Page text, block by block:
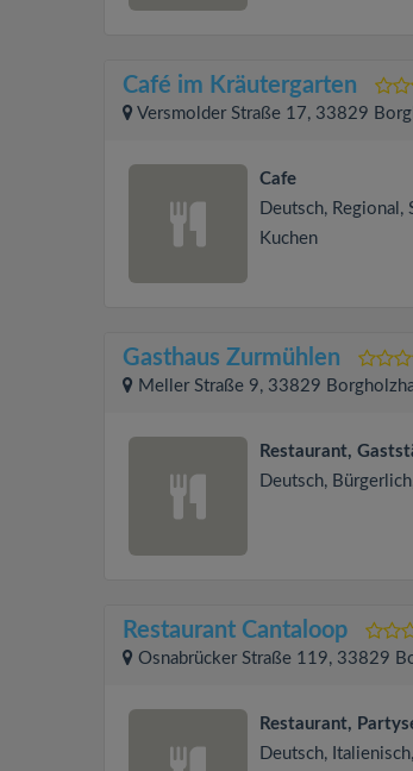
Café im Kräutergarten
Versmolder Straße 17, 33829
Cafe
Deutsch, Regional,
Kuchen
Gasthaus Zurmühlen
Meller Straße 9, 33829
Restaurant,
Deutsch,
Restaurant Cantaloop
Osnabrücker Straße 119, 33829
Restaurant,
Deutsch,